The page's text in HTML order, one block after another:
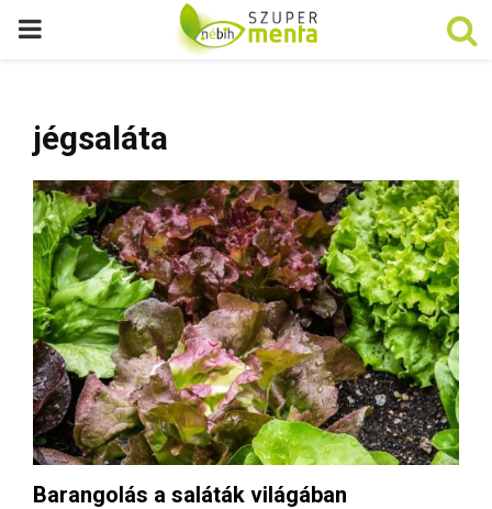
P
M
A
R
Y
M
jégsaláta
Barangolás a saláták világában